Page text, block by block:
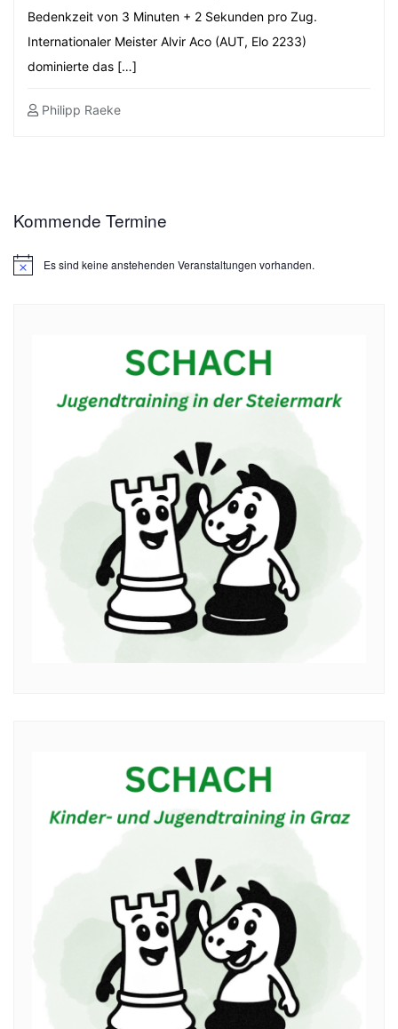
Bedenkzeit von 3 Minuten + 2 Sekunden pro Zug.
Internationaler Meister Alvir Aco (AUT, Elo 2233)
dominierte das […]
Philipp Raeke
Kommende Termine
HinweisEs sind keine anstehenden Veranstaltungen vorhanden.